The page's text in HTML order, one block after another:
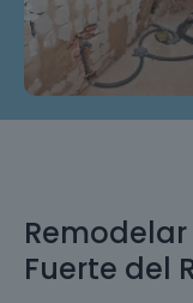
Fuerte del